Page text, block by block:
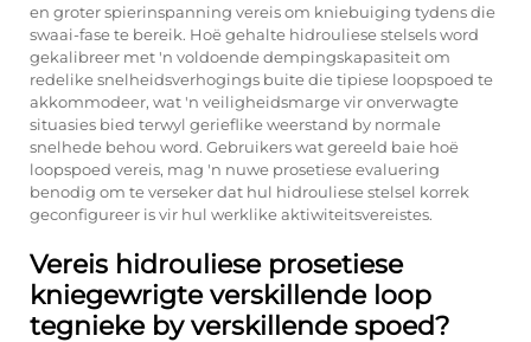
en groter spierinspanning vereis om kniebuiging tydens die
swaai-fase te bereik. Hoë gehalte hidrouliese stelsels word
gekalibreer met 'n voldoende dempingskapasiteit om
redelike snelheidsverhogings buite die tipiese loopspoed te
akkommodeer, wat 'n veiligheidsmarge vir onverwagte
situasies bied terwyl gerieflike weerstand by normale
snelhede behou word. Gebruikers wat gereeld baie hoë
loopspoed vereis, mag 'n nuwe prosetiese evaluering
benodig om te verseker dat hul hidrouliese stelsel korrek
geconfigureer is vir hul werklike aktiwiteitsvereistes.
Vereis hidrouliese prosetiese
kniegewrigte verskillende loop
tegnieke by verskillende spoed?